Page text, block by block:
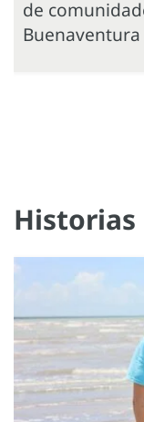
de
Buenaventura
Historias